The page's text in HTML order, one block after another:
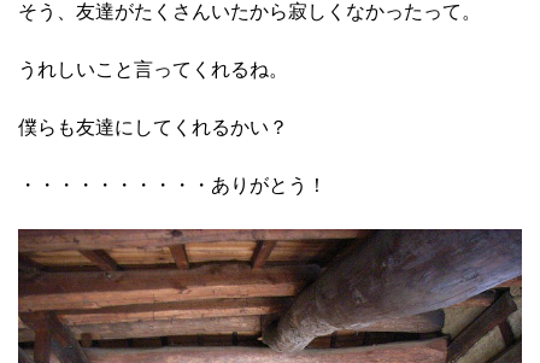
そう、友達がたくさんいたから寂しくなかったって。
うれしいこと言ってくれるね。
僕らも友達にしてくれるかい？
・・・・・・・・・・ありがとう！